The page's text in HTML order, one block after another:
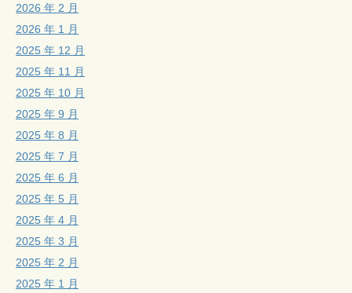
2026 年 2 月
2026 年 1 月
2025 年 12 月
2025 年 11 月
2025 年 10 月
2025 年 9 月
2025 年 8 月
2025 年 7 月
2025 年 6 月
2025 年 5 月
2025 年 4 月
2025 年 3 月
2025 年 2 月
2025 年 1 月